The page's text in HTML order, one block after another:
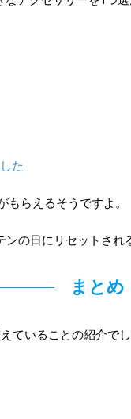
た
らえるそうですよ。
の日にリセットされ
まとめ
ていることの紹介で